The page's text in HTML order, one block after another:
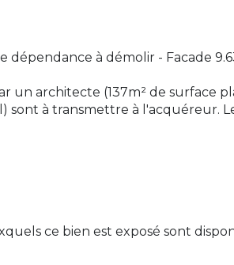
dépendance à démolir - Facade
un architecte (137m² de surface
sont à transmettre à l'acquéreur.
ce bien est exposé sont